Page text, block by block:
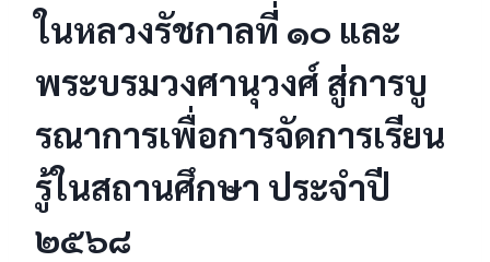
ในหลวงรัชกาลที่ ๑๐ และ
พระบรมวงศานุวงศ์ สู่การบู
รณาการเพื่อการจัดการเรียน
รู้ในสถานศึกษา ประจำปี
๒๕๖๘